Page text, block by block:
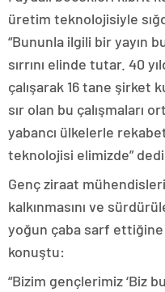
üretim teknolojisiyle
“Bununla ilgili bir yayın
sırrını elinde tutar. 40
çalışarak 16 tane şirket
sır olan bu çalışmaları
yabancı ülkelerle
teknolojisi elimizde” dedi.
Genç ziraat
kalkınmasını ve
yoğun çaba sarf
konuştu:
“Bizim gençlerimiz ‘Biz